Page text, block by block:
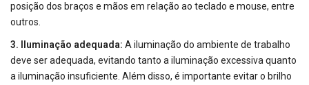
posição dos braços e mãos em relação ao teclado e mouse, entre
outros.
3. Iluminação adequada: A iluminação do ambiente de trabalho
deve ser adequada, evitando tanto a iluminação excessiva quanto
a iluminação insuficiente. Além disso, é importante evitar o brilho